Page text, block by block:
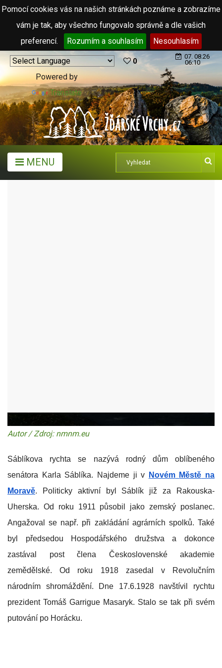
Pomocí cookies vás na našich stránkách poznáme a zobrazíme
vám je tak, aby všechno fungovalo správně a dle vašich
preferencí.
Rozumím a souhlasím Nesouhlasím
Powered by
Translate
0
07. 08.26
06:10
MENU
Autor / Zdroj: nmnm.eu
Sáblíkova rychta se nazývá rodný dům oblíbeného
senátora Karla Sáblíka. Najdeme ji v
Novém Městě na
Moravě. Politicky aktivní byl Sáblík již za Rakouska-
Uherska. Od roku 1911 působil jako zemský poslanec.
Angažoval se např. při zakládání agrárních spolků. Také
byl předsedou Hospodářského družstva a dokonce
zastával post člena Československé akademie
zemědělské. Od roku 1918 zasedal v Revolučním
národním shromáždění. Dne 17.6.1928 navštívil rychtu
prezident Tomáš Garrigue Masaryk. Stalo se tak při svém
putování po Horácku.